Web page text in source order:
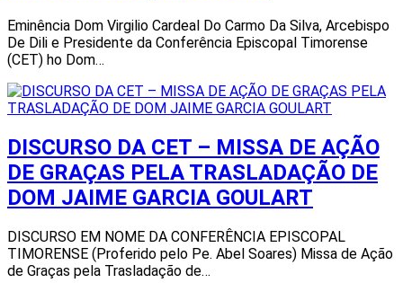
Eminência Dom Virgilio Cardeal Do Carmo Da Silva, Arcebispo
De Dili e Presidente da Conferência Episcopal Timorense
(CET) ho Dom…
DISCURSO DA CET – MISSA DE AÇÃO
DE GRAÇAS PELA TRASLADAÇÃO DE
DOM JAIME GARCIA GOULART
DISCURSO EM NOME DA CONFERÊNCIA EPISCOPAL
TIMORENSE (Proferido pelo Pe. Abel Soares) Missa de Ação
de Graças pela Trasladação de…